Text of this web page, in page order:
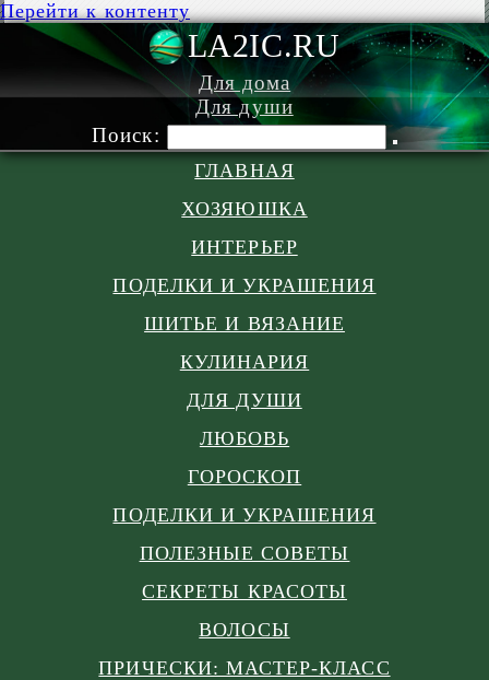
Перейти к контенту
LA2IC.RU
Для дома
Для души
Поиск:
ГЛАВНАЯ
ХОЗЯЮШКА
ИНТЕРЬЕР
ПОДЕЛКИ И УКРАШЕНИЯ
ШИТЬЕ И ВЯЗАНИЕ
КУЛИНАРИЯ
ДЛЯ ДУШИ
ЛЮБОВЬ
ГОРОСКОП
ПОДЕЛКИ И УКРАШЕНИЯ
ПОЛЕЗНЫЕ СОВЕТЫ
СЕКРЕТЫ КРАСОТЫ
ВОЛОСЫ
ПРИЧЕСКИ: МАСТЕР-КЛАСС